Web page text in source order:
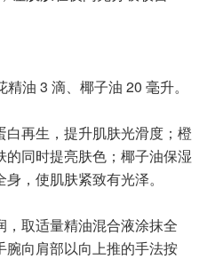
油 3 滴、椰子油 20 毫升。
再生，提升肌肤光滑度；橙
同时提亮肤色；椰子油保湿
，使肌肤紧致有光泽。
取适量精油混合液涂抹全
向肩部以向上推的手法按